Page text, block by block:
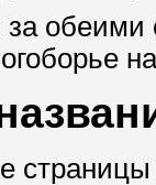
обеими